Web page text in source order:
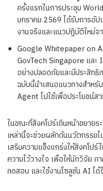
ครั้งแรกในการประชุม
มกราคม 2569 ได้รับการอั
งานจริงและแนวปฏิบัติใหม่
Google Whitepaper on
GovTech Singapore และ
อย่างปลอดภัยและมีประสิทธิ
ฉบับนี้นำเสนอแนวทางสำหรั
Agent ไปใช้เพื่อประโยชน์ส
ในขณะที่สิงคโปร์เดินหน้าขยาย
เหล่านี้จะช่วยผลักดันนวัตกรร
เสริมความแข็งแกร่งให้สิงคโป
ความไว้วางใจ เพื่อให้นักวิจัย
ทดสอบ และใช้งานโซลูชัน AI ได้